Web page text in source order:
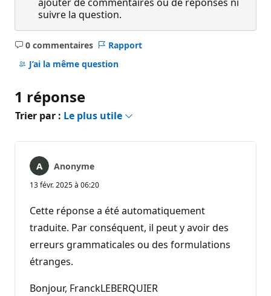
suivre la question.
0 commentaires
Aucun
commentaire
Rapport
J’ai la même question
1 réponse
Trier par : Le plus utile
Anonyme
13 févr. 2025 à 06:20
Cette réponse a été automatiquement
traduite. Par conséquent, il peut y avoir des
erreurs grammaticales ou des formulations
étranges.
Bonjour, FranckLEBERQUIER